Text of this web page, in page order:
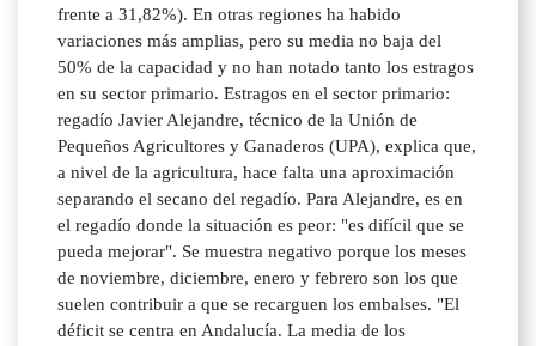
frente a 31,82%). En otras regiones ha habido
variaciones más amplias, pero su media no baja del
50% de la capacidad y no han notado tanto los estragos
en su sector primario. Estragos en el sector primario:
regadío Javier Alejandre, técnico de la Unión de
Pequeños Agricultores y Ganaderos (UPA), explica que,
a nivel de la agricultura, hace falta una aproximación
separando el secano del regadío. Para Alejandre, es en
el regadío donde la situación es peor: "es difícil que se
pueda mejorar". Se muestra negativo porque los meses
de noviembre, diciembre, enero y febrero son los que
suelen contribuir a que se recarguen los embalses. "El
déficit se centra en Andalucía. La media de los